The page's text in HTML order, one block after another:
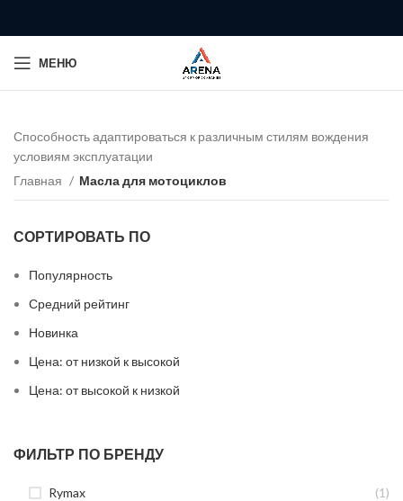
МЕНЮ
Способность адаптироваться к различным стилям вождения
условиям эксплуатации
Главная
Масла для мотоциклов
СОРТИРОВАТЬ ПО
Популярность
Средний рейтинг
Новинка
Цена: от низкой к высокой
Цена: от высокой к низкой
ФИЛЬТР ПО БРЕНДУ
Rymax (1)